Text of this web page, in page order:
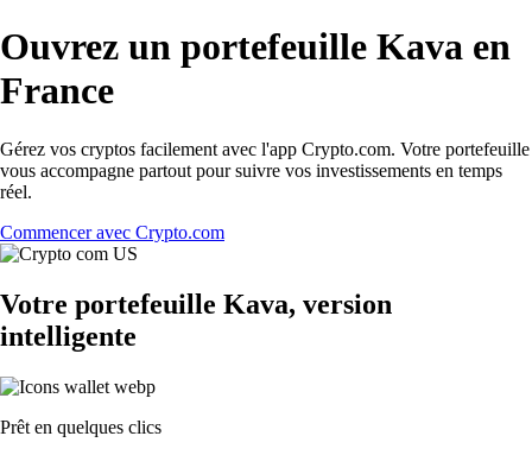
Ouvrez un portefeuille Kava en
France
Gérez vos cryptos facilement avec l'app Crypto.com. Votre portefeuille
vous accompagne partout pour suivre vos investissements en temps
réel.
Commencer avec Crypto.com
Votre portefeuille Kava, version
intelligente
Prêt en quelques clics